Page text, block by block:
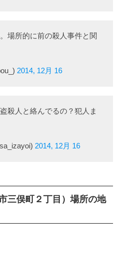
場所的に前の殺人事件と関
2014, 12月 16
殺人と絡んでるの？犯人ま
2014, 12月 16
三俣町２丁目）場所の地